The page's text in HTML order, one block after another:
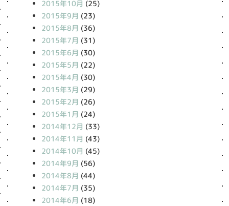
2015年10月 (25)
2015年9月 (23)
2015年8月 (36)
2015年7月 (31)
2015年6月 (30)
2015年5月 (22)
2015年4月 (30)
2015年3月 (29)
2015年2月 (26)
2015年1月 (24)
2014年12月 (33)
2014年11月 (43)
2014年10月 (45)
2014年9月 (56)
2014年8月 (44)
2014年7月 (35)
2014年6月 (18)